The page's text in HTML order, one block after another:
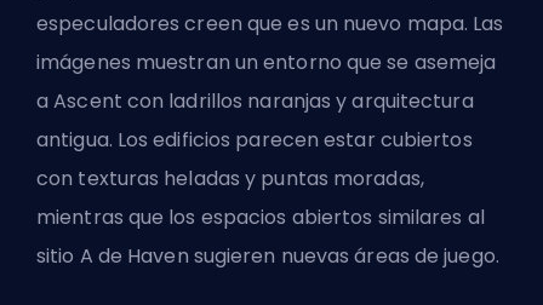
especuladores creen que es un nuevo mapa. Las
imágenes muestran un entorno que se asemeja
a Ascent con ladrillos naranjas y arquitectura
antigua. Los edificios parecen estar cubiertos
con texturas heladas y puntas moradas,
mientras que los espacios abiertos similares al
sitio A de Haven sugieren nuevas áreas de juego.